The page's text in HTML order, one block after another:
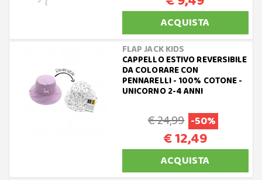
ACQUISTA
FLAP JACK KIDS
CAPPELLO ESTIVO REVERSIBILE
DA COLORARE CON
PENNARELLI - 100% COTONE -
UNICORNO 2-4 ANNI
€ 24,99 -50%
€ 12,49
ACQUISTA